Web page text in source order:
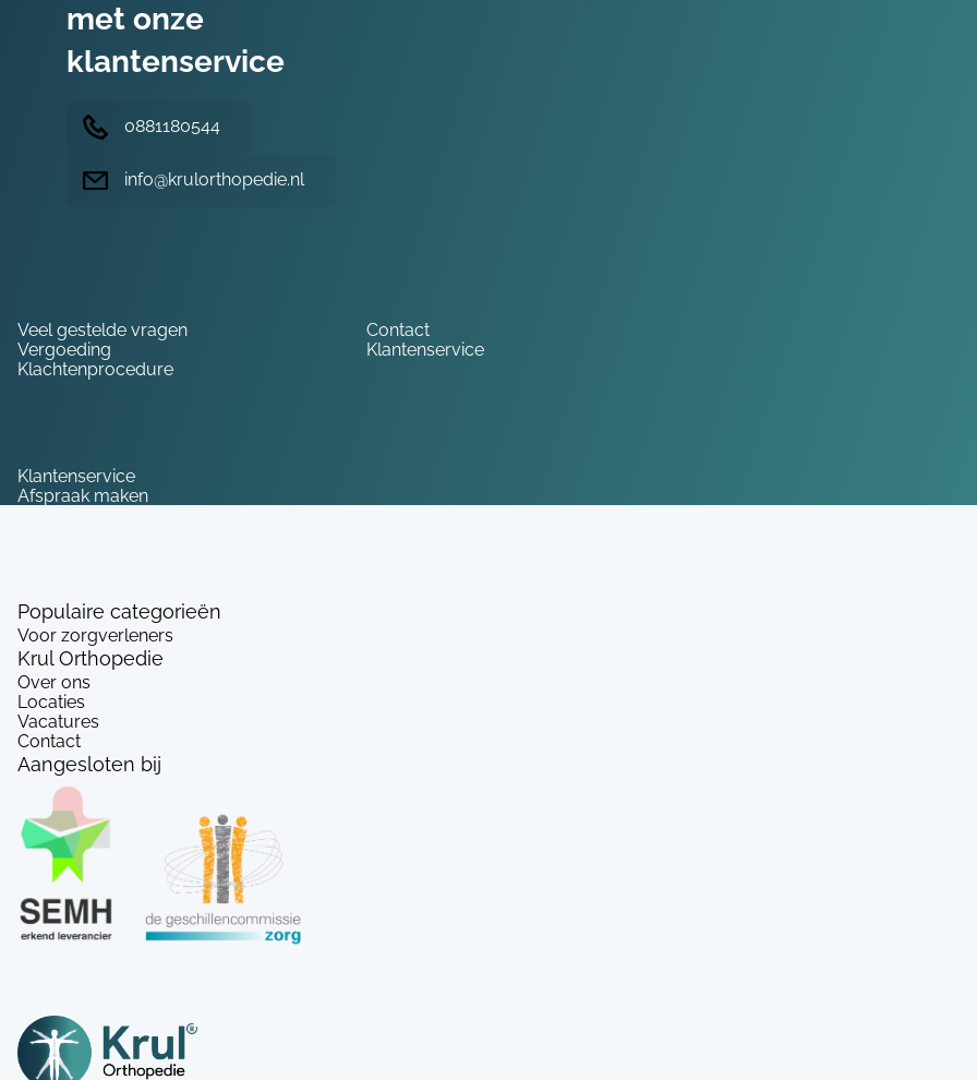
met onze
klantenservice
0881180544
info@krulorthopedie.nl
Veel gestelde vragen
Contact
Vergoeding
Klantenservice
Klachtenprocedure
Klantenservice
Afspraak maken
Populaire categorieën
Voor zorgverleners
Krul Orthopedie
Over ons
Locaties
Vacatures
Contact
Aangesloten bij